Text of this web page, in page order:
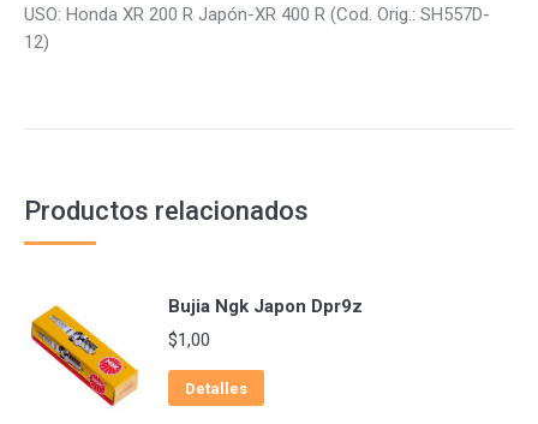
USO: Honda XR 200 R Japón-XR 400 R (Cod. Orig.: SH557D-
12)
Productos relacionados
Bujia Ngk Japon Dpr9z
$1,00
Detalles